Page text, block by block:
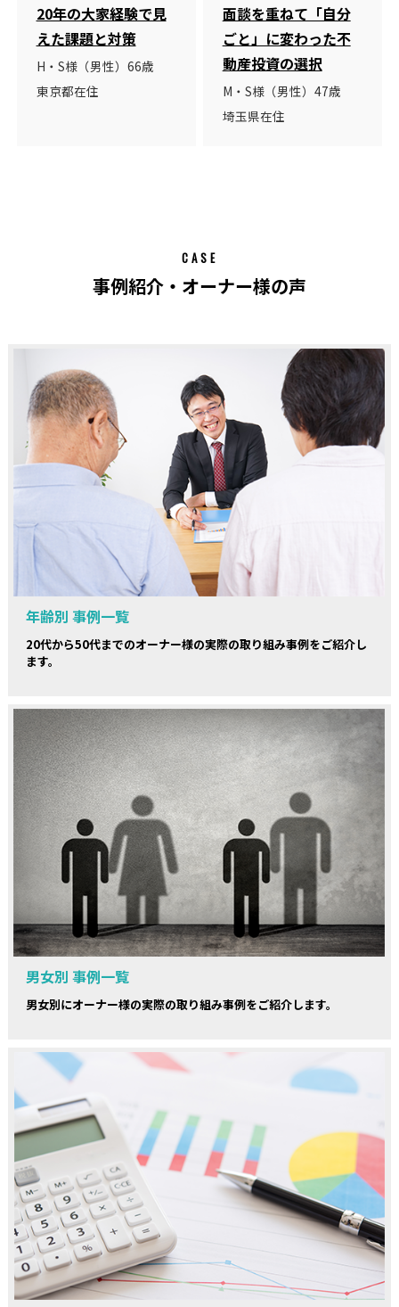
20年の大家経験で見
えた課題と対策
H・S様（男性）66歳
東京都在住
面談を重ねて「自分
ごと」に変わった不
動産投資の選択
M・S様（男性）47歳
埼玉県在住
CASE
事例紹介・オーナー様の声
年齢別 事例一覧
20代から50代までのオーナー様の実際の取り組み事例をご紹介し
ます。
男女別 事例一覧
男女別にオーナー様の実際の取り組み事例をご紹介します。